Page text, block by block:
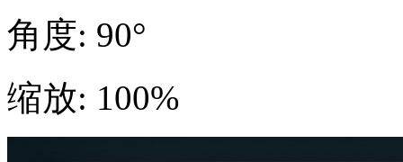
角度: 90°
缩放: 100%